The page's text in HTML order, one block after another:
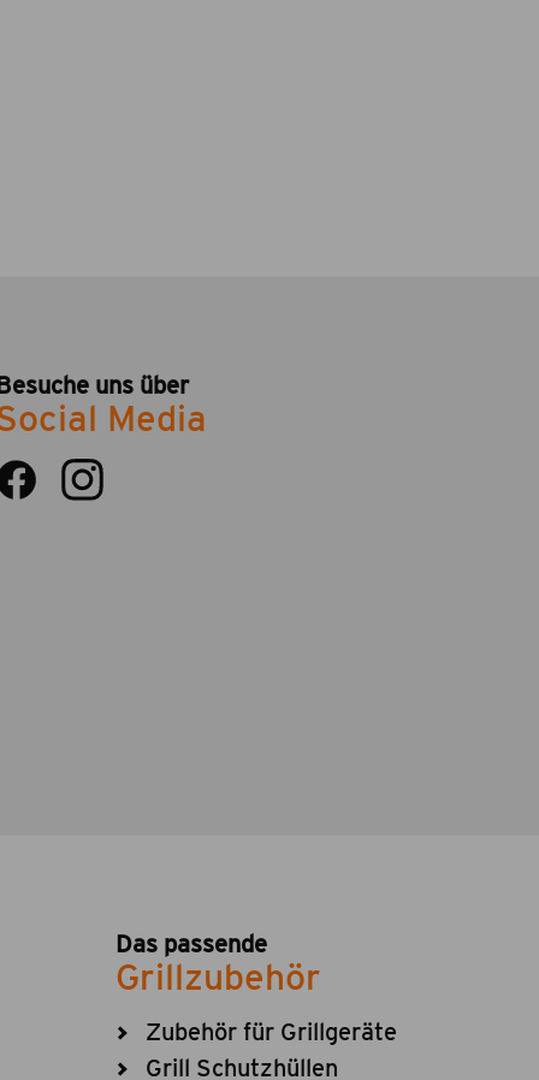
uns über
Media
Das passende
Grillzubehör
Zubehör für Grillgeräte
Grill Schutzhüllen